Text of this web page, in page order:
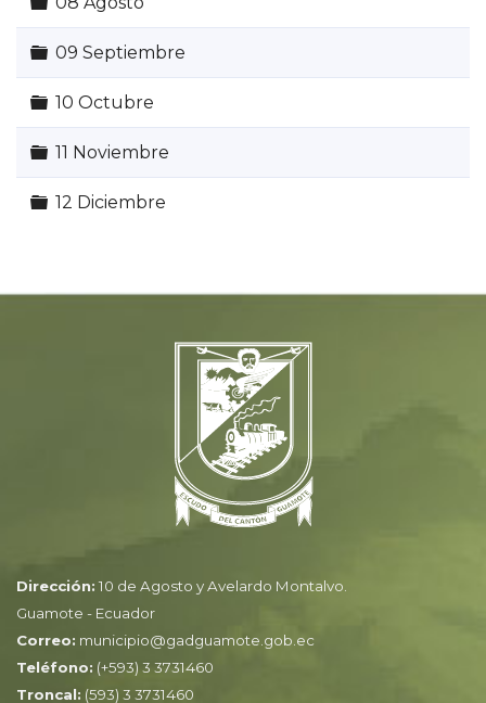
Carpeta
09 Septiembre
Carpeta
10 Octubre
Carpeta
11 Noviembre
Carpeta
12 Diciembre
Dirección: 10 de Agosto y Avelardo Montalvo.
Guamote - Ecuador
Correo: municipio@gadguamote.gob.ec
Teléfono: (+593) 3 3731460
Troncal: (593) 3 3731460